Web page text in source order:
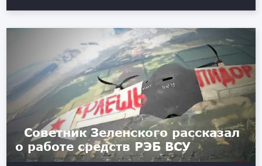
Советник Зеленского рассказал
о работе средств РЭБ ВСУ